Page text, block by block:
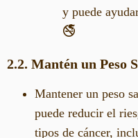
y puede
🚭
2.2. Mantén un Peso
Mantener un peso
puede reducir el
tipos de cáncer,